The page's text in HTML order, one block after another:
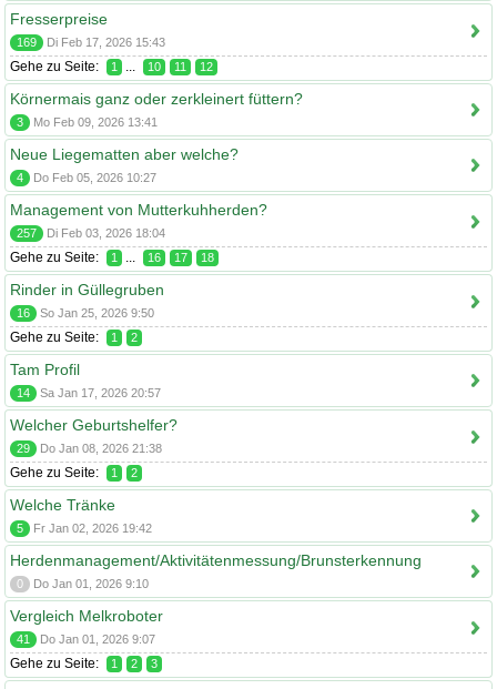
Fresserpreise
169 Di Feb 17, 2026 15:43
Gehe zu Seite: 1 ... 10 11 12
Körnermais ganz oder zerkleinert füttern?
3 Mo Feb 09, 2026 13:41
Neue Liegematten aber welche?
4 Do Feb 05, 2026 10:27
Management von Mutterkuhherden?
257 Di Feb 03, 2026 18:04
Gehe zu Seite: 1 ... 16 17 18
Rinder in Güllegruben
16 So Jan 25, 2026 9:50
Gehe zu Seite: 1 2
Tam Profil
14 Sa Jan 17, 2026 20:57
Welcher Geburtshelfer?
29 Do Jan 08, 2026 21:38
Gehe zu Seite: 1 2
Welche Tränke
5 Fr Jan 02, 2026 19:42
Herdenmanagement/Aktivitätenmessung/Brunsterkennung
0 Do Jan 01, 2026 9:10
Vergleich Melkroboter
41 Do Jan 01, 2026 9:07
Gehe zu Seite: 1 2 3